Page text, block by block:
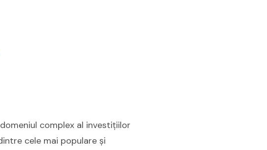
complex al investițiilor
cele mai populare și